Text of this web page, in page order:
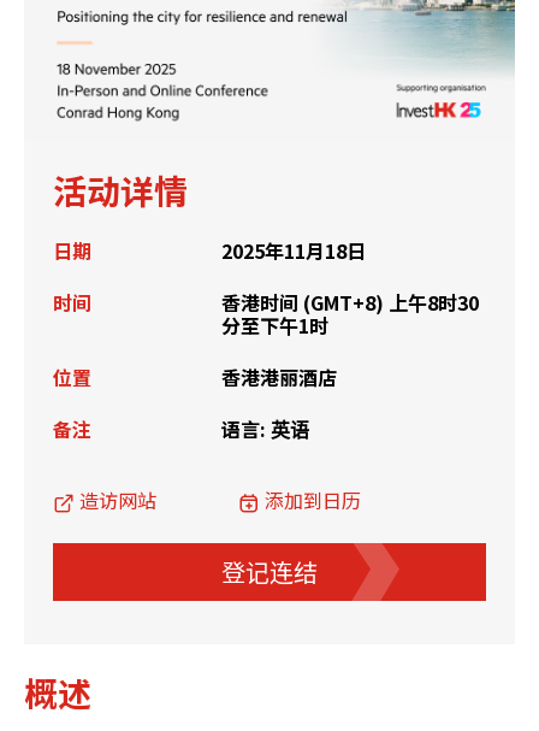
活动详情
日期
2025年11月18日
时间
香港时间 (GMT+8) 上午8时30
分至下午1时
位置
香港港丽酒店
备注
语言: 英语
造访网站 添加到日历
登记连结
概述